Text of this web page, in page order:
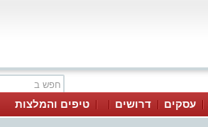
עסקים דרושים טיפים והמלצות